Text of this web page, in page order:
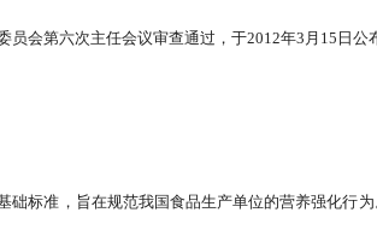
员会第六次主任会议审查通过，于2012年3月15日公
础标准，旨在规范我国食品生产单位的营养强化行